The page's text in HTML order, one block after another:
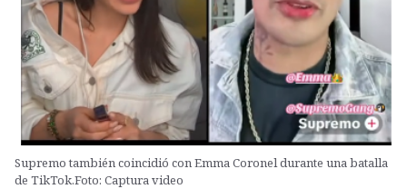
Supremo también coincidió con Emma Coronel durante una batalla
de TikTok.Foto: Captura video